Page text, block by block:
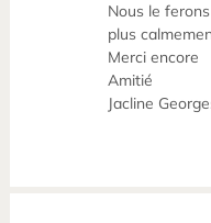
Nous le
plus
Merci encore
Amitié
Jacline